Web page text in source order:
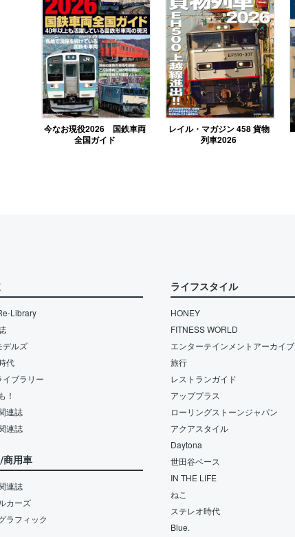
今なお現役2026 国鉄車両
全国ガイド
レイル・マガジン 458 貨物
列車2026
Library
デルズ
代
イブラリー
！
連誌
連誌
商用車
連誌
カーズ
ラフィック
ライフスタイル
HONEY
FITNESS WORLD
エンターテインメントアーカイブ
旅行
レストランガイド
アッププラス
ローリングストーンジャパン
アクアスタイル
Daytona
世田谷ベース
IN THE LIFE
ねこ
ステレオ時代
Blue.